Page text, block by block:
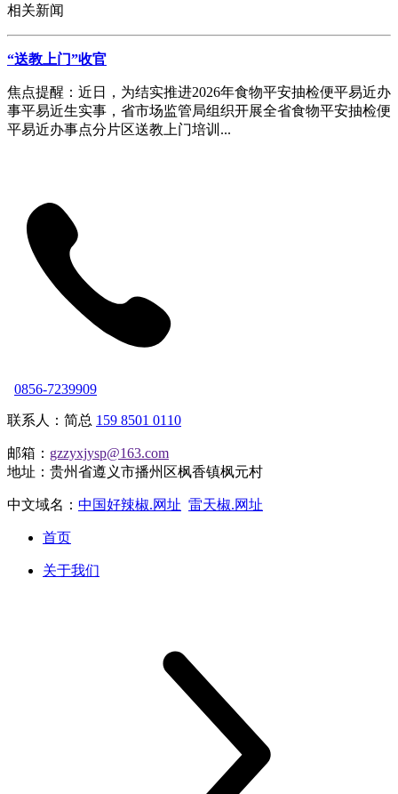
相关新闻
“送教上门”收官
焦点提醒：近日，为结实推进2026年食物平安抽检便平易近办
事平易近生实事，省市场监管局组织开展全省食物平安抽检便
平易近办事点分片区送教上门培训...
0856-7239909
联系人：简总 159 8501 0110
邮箱： gzzyxjysp@163.com
地址：贵州省遵义市播州区枫香镇枫元村
中文域名： 中国好辣椒.网址 雷天椒.网址
首页
关于我们